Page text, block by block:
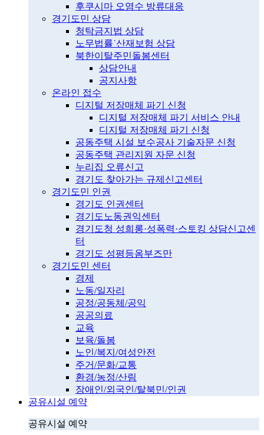
후쿠시마 오염수 방류대응
경기도민 상담
청탁금지법 상담
노무법률˙산재보험 상담
북한이탈주민돌봄센터
상담안내
공지사항
온라인 접수
디지털 저장매체 파기 신청
디지털 저장매체 파기 서비스 안내
디지털 저장매체 파기 신청
공동주택 시설 보수공사 기술자문 신청
공동주택 관리지원 자문 신청
누리집 오류신고
경기도 찾아가는 규제신고센터
경기도민 인권
경기도 인권센터
경기도노동권익센터
경기도청 성희롱·성폭력·스토킹 상담신고센
터
경기도 성평등옴부즈만
경기도민 센터
경제
노동/일자리
공정/공동체/공익
공공의료
교육
보육/돌봄
노인/복지/여성안전
주거/문화/교통
환경/농정/산림
장애인/외국인/탈북민/인권
공유시설 예약
공유시설 예약